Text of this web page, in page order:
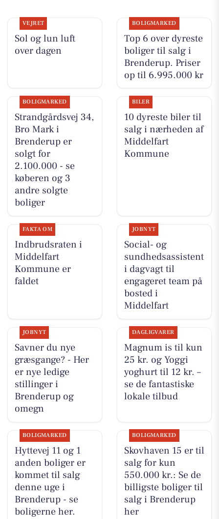
VEJRET
Sol og lun luft
over dagen
BOLIGMARKED
Top 6 over dyreste
boliger til salg i
Brenderup. Priser
op til 6.995.000 kr
BOLIGMARKED
Strandgårdsvej 34,
Bro Mark i
Brenderup er
solgt for
2.100.000 - se
køberen og 3
andre solgte
boliger
BILER
10 dyreste biler til
salg i nærheden af
Middelfart
Kommune
FAKTA OM
Indbrudsraten i
Middelfart
Kommune er
faldet
JOBNYT
Social- og
sundhedsassistent
i dagvagt til
engageret team på
bosted i
Middelfart
JOBNYT
Savner du nye
græsgange? - Her
er nye ledige
stillinger i
Brenderup og
omegn
DAGLIGVARER
Magnum is til kun
25 kr. og Yoggi
yoghurt til 12 kr. –
se de fantastiske
lokale tilbud
BOLIGMARKED
Hyttevej 11 og 1
anden boliger er
kommet til salg
denne uge i
Brenderup - se
boligerne her.
BOLIGMARKED
Skovhaven 15 er til
salg for kun
550.000 kr.: Se de
billigste boliger til
salg i Brenderup
her